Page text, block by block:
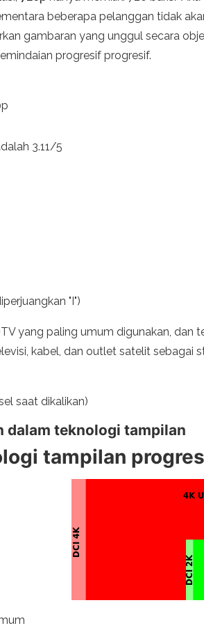
beberapa pelanggan tidak
gambaran yang unggul secara
progresif progresif.
3.11/5
"I")
yang paling umum digunakan, dan
kabel, dan outlet satelit sebagai
saat dikalikan)
dalam teknologi tampilan
tampilan